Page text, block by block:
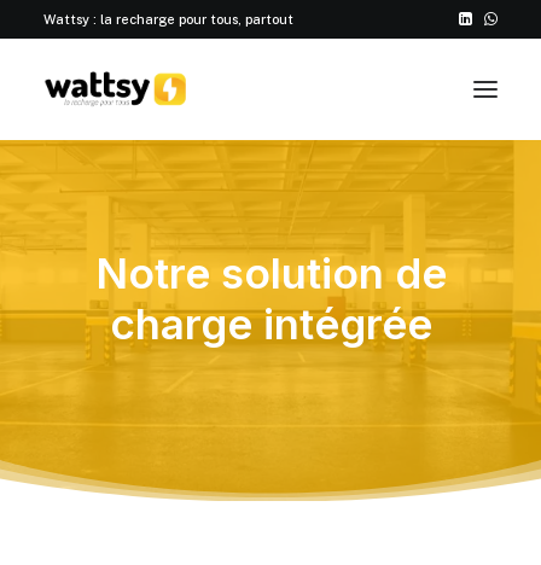
Wattsy : la recharge pour tous, partout
Nous contacter
Notre solution de
charge intégrée